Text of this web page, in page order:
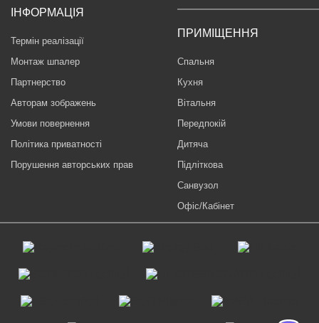
ІНФОРМАЦІЯ
Термін реалізації
Монтаж шпалер
Партнерство
Авторам зображень
Умови повернення
Політика приватності
Порушення авторських прав
ПРИМІЩЕННЯ
Спальня
Кухня
Вітальня
Передпокій
Дитяча
Підліткова
Санвузол
Офіс/Кабінет